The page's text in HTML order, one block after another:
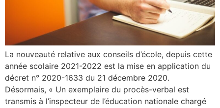
La nouveauté relative aux conseils d’école, depuis cette
année scolaire 2021-2022 est la mise en application du
décret n° 2020-1633 du 21 décembre 2020.
Désormais, « Un exemplaire du procès-verbal est
transmis à l’inspecteur de l’éducation nationale chargé